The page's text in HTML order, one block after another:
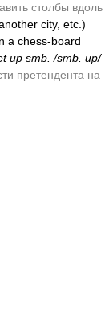
столбы вдоль
city, etc.)
a chess-board
up smb. /smb. up/
претендента на